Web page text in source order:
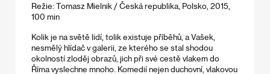
Režie: Tomasz Mielnik / Česká republika, Polsko, 2015,
100 min
Kolik je na světě lidí, tolik existuje příběhů, a Vašek,
nesmělý hlídač v galerii, ze kterého se stal shodou
okolností zloděj obrazů, jich při své cestě vlakem do
Říma vyslechne mnoho. Komedií nejen duchovní, vlakovou